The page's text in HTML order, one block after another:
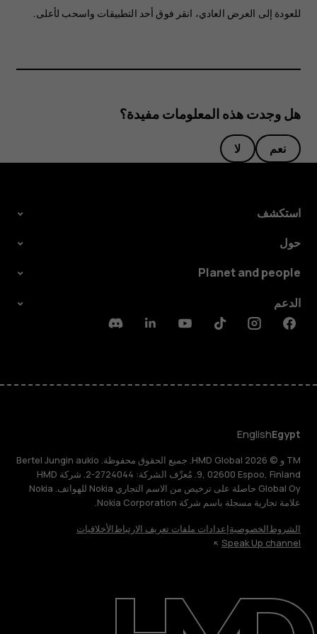
حول
للعودة إلى العرض العادي، انقر فوق أحد التطبيقات واسحب لأعلى.
هل وجدت هذه المعلومات مفيدة؟
نعم لا
استكشف
حول
Planet and people
الدعم
Facebook
Instagram
Tiktok
Youtube
Linkedin
Discord
Egypt
English
TM و © 2026 HMD Global. جميع الحقوق محفوظة. Bertel Jungin aukio
9, 02600 Espoo, Finland. مُعرِّف الشركة: 2724044-2. شركة HMD
Global Oy حاصلة على ترخيص من الاسم التجاري Nokia للهواتف. Nokia
علامة تجارية مسجلة باسم شركة Nokia Corporation.
الشروطالخصوصيةإعدادات ملفات تعريف الارتباطالأخلاقيات
Speak Up channel